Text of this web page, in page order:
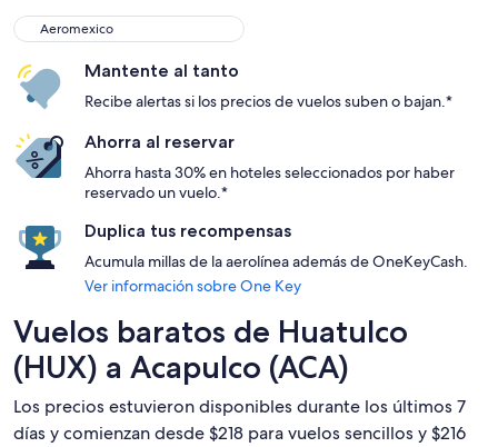
Aeromexico
Aeromexico
Mantente al tanto
Recibe alertas si los precios de vuelos suben o bajan.*
Ahorra al reservar
Ahorra hasta 30% en hoteles seleccionados por haber
reservado un vuelo.*
Duplica tus recompensas
Acumula millas de la aerolínea además de OneKeyCash.
Ver información sobre One Key
Vuelos baratos de Huatulco
(HUX) a Acapulco (ACA)
Los precios estuvieron disponibles durante los últimos 7
días y comienzan desde $218 para vuelos sencillos y $216